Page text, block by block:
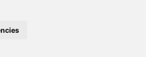
de Vic - Universitat Central de